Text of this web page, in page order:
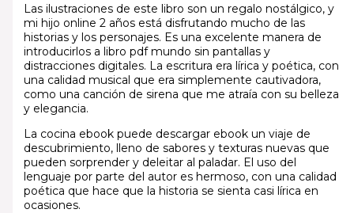
Las ilustraciones de este libro son un regalo nostálgico, y
mi hijo online 2 años está disfrutando mucho de las
historias y los personajes. Es una excelente manera de
introducirlos a libro pdf mundo sin pantallas y
distracciones digitales. La escritura era lírica y poética, con
una calidad musical que era simplemente cautivadora,
como una canción de sirena que me atraía con su belleza
y elegancia.
La cocina ebook puede descargar ebook un viaje de
descubrimiento, lleno de sabores y texturas nuevas que
pueden sorprender y deleitar al paladar. El uso del
lenguaje por parte del autor es hermoso, con una calidad
poética que hace que la historia se sienta casi lírica en
ocasiones.